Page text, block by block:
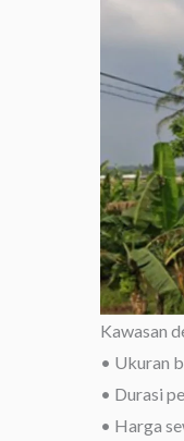
Kawasan
• Ukuran
• Durasi
• Harga